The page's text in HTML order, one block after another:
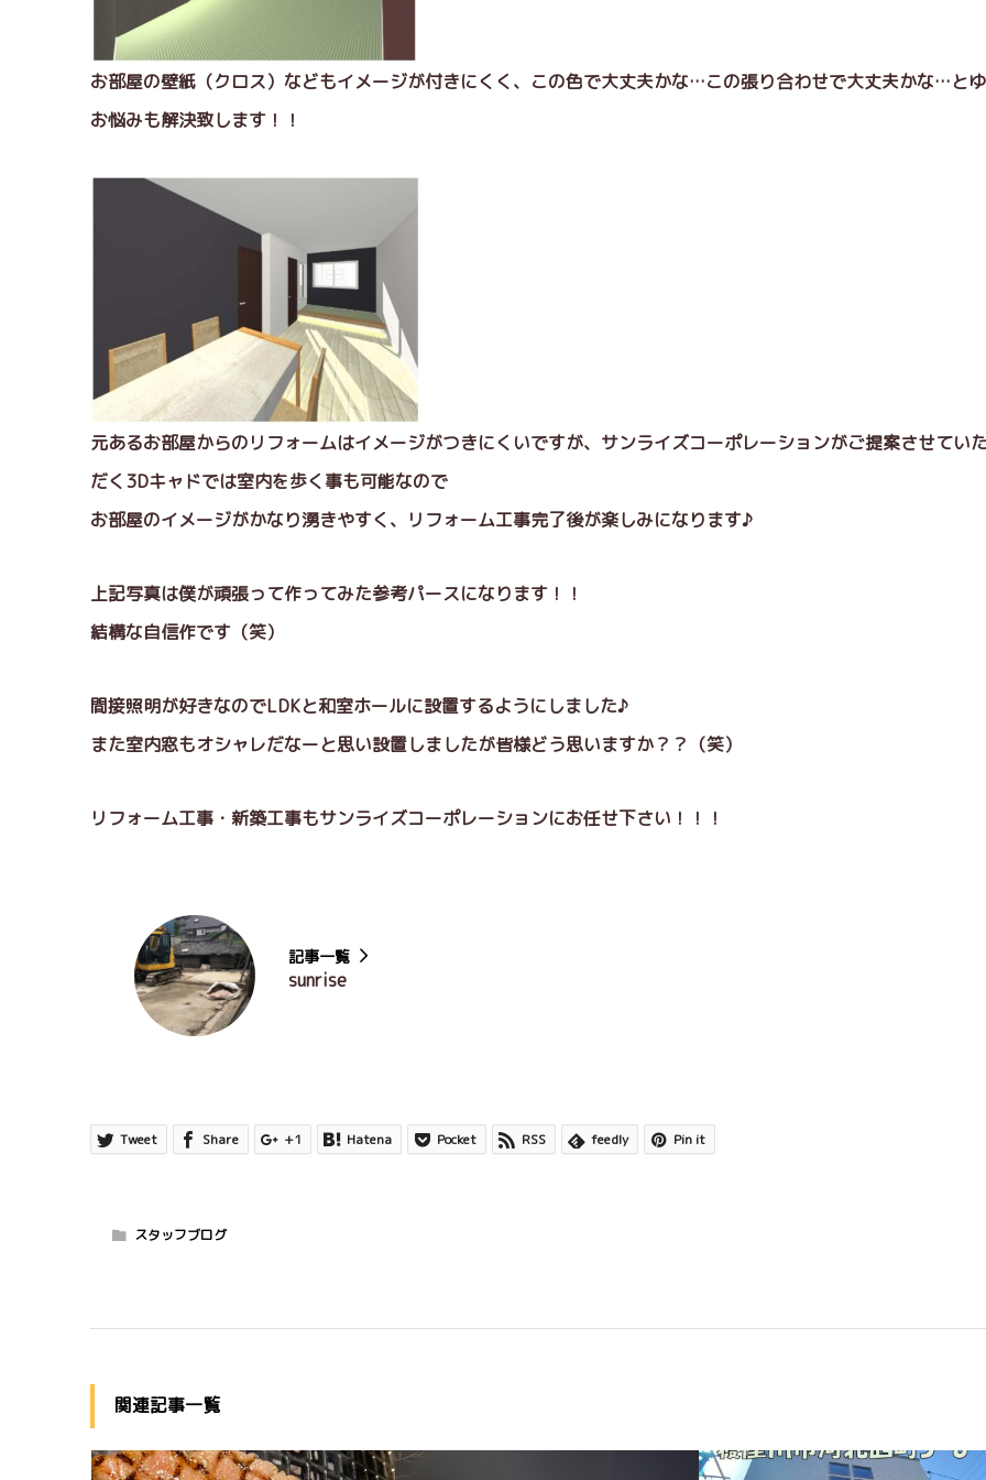
お部屋の壁紙（クロス）などもイメージが付きにくく、この色で大丈夫かな…この張り合わせで大丈夫かな…と
お悩みも解決致します！！
元あるお部屋からのリフォームはイメージがつきにくいですが、サンライズコーポレーションがご提案させてい
だく3Dキャドでは室内を歩く事も可能なので
お部屋のイメージがかなり湧きやすく、リフォーム工事完了後が楽しみになります♪
上記写真は僕が頑張って作ってみた参考パースになります！！
結構な自信作です（笑）
間接照明が好きなのでLDKと和室ホールに設置するようにしました♪
また室内窓もオシャレだなーと思い設置しましたが皆様どう思いますか？？（笑）
リフォーム工事・新築工事もサンライズコーポレーションにお任せ下さい！！！
記事一覧
sunrise
Tweet Share +1 Hatena Pocket RSS feedly Pin it
スタッフブログ
関連記事一覧